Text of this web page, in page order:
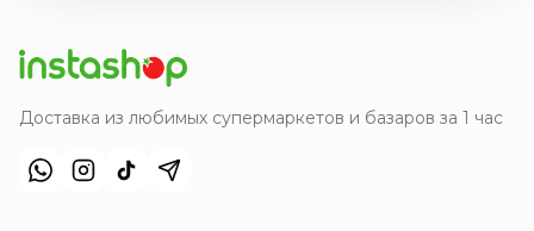
Доставка из любимых супермаркетов и базаров за 1 час